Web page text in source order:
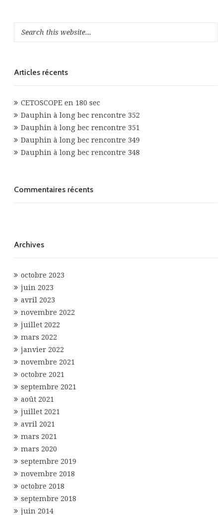
Articles récents
CETOSCOPE en 180 sec
Dauphin à long bec rencontre 352
Dauphin à long bec rencontre 351
Dauphin à long bec rencontre 349
Dauphin à long bec rencontre 348
Commentaires récents
Archives
octobre 2023
juin 2023
avril 2023
novembre 2022
juillet 2022
mars 2022
janvier 2022
novembre 2021
octobre 2021
septembre 2021
août 2021
juillet 2021
avril 2021
mars 2021
mars 2020
septembre 2019
novembre 2018
octobre 2018
septembre 2018
juin 2014